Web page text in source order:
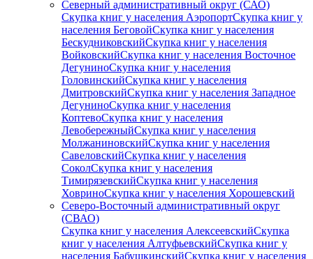
Северный административный округ (САО)
Скупка книг у населения АэропортСкупка книг у
населения БеговойСкупка книг у населения
БескудниковскийСкупка книг у населения
ВойковскийСкупка книг у населения Восточное
ДегуниноСкупка книг у населения
ГоловинскийСкупка книг у населения
ДмитровскийСкупка книг у населения Западное
ДегуниноСкупка книг у населения
КоптевоСкупка книг у населения
ЛевобережныйСкупка книг у населения
МолжаниновскийСкупка книг у населения
СавеловскийСкупка книг у населения
СоколСкупка книг у населения
ТимирязевскийСкупка книг у населения
ХовриноСкупка книг у населения Хорошевский
Северо-Восточный административный округ
(СВАО)
Скупка книг у населения АлексеевскийСкупка
книг у населения АлтуфьевскийСкупка книг у
населения БабушкинскийСкупка книг у населения